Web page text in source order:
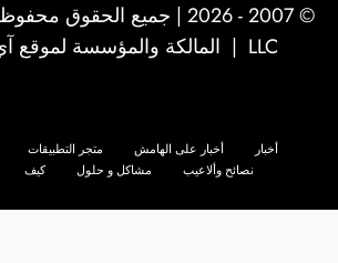
© 2007 - 2026 | جميع الحقوق محفوظة لشركة
LLC | المالكة والمؤسسة لموقع
أخبار أخبار على الهامش متجر التطبيقات
نصائح وألاعيب
مشاكل و حلول كيف